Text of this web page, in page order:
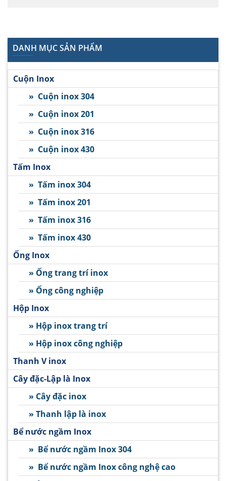
DANH MỤC SẢN PHẨM
Cuộn Inox
» Cuộn inox 304
» Cuộn inox 201
» Cuộn inox 316
» Cuộn inox 430
Tấm Inox
» Tấm inox 304
» Tấm inox 201
» Tấm inox 316
» Tấm inox 430
Ống Inox
» Ống trang trí inox
» Ống công nghiệp
Hộp Inox
» Hộp inox trang trí
» Hộp inox công nghiệp
Thanh V inox
Cây đặc-Lập là Inox
» Cây đặc inox
» Thanh lập là inox
Bể nước ngầm Inox
» Bể nước ngầm Inox 304
» Bể nước ngầm Inox công nghệ cao